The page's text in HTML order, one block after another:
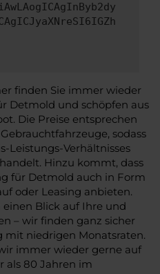
finden Sie immer wieder
Detmold und schöpfen aus
Die Preise entsprechen
sodass
Leistungs-Verhältnisses
Hinzu kommt, dass
für Detmold auch in Form
oder Leasing anbieten.
einen Blick auf Ihre und
– wir finden ganz sicher
mit niedrigen Monatsraten.
immer wieder gerne auf
als 80 Jahren im